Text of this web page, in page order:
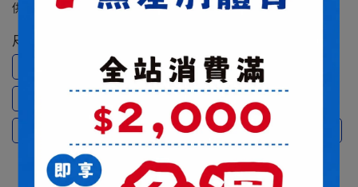
供貨狀況:尚有庫存
尺寸
23.5cm 24cm
24.5cm
25.5cm 26cm
26.5cm
27.5cm 28cm 28.5cm